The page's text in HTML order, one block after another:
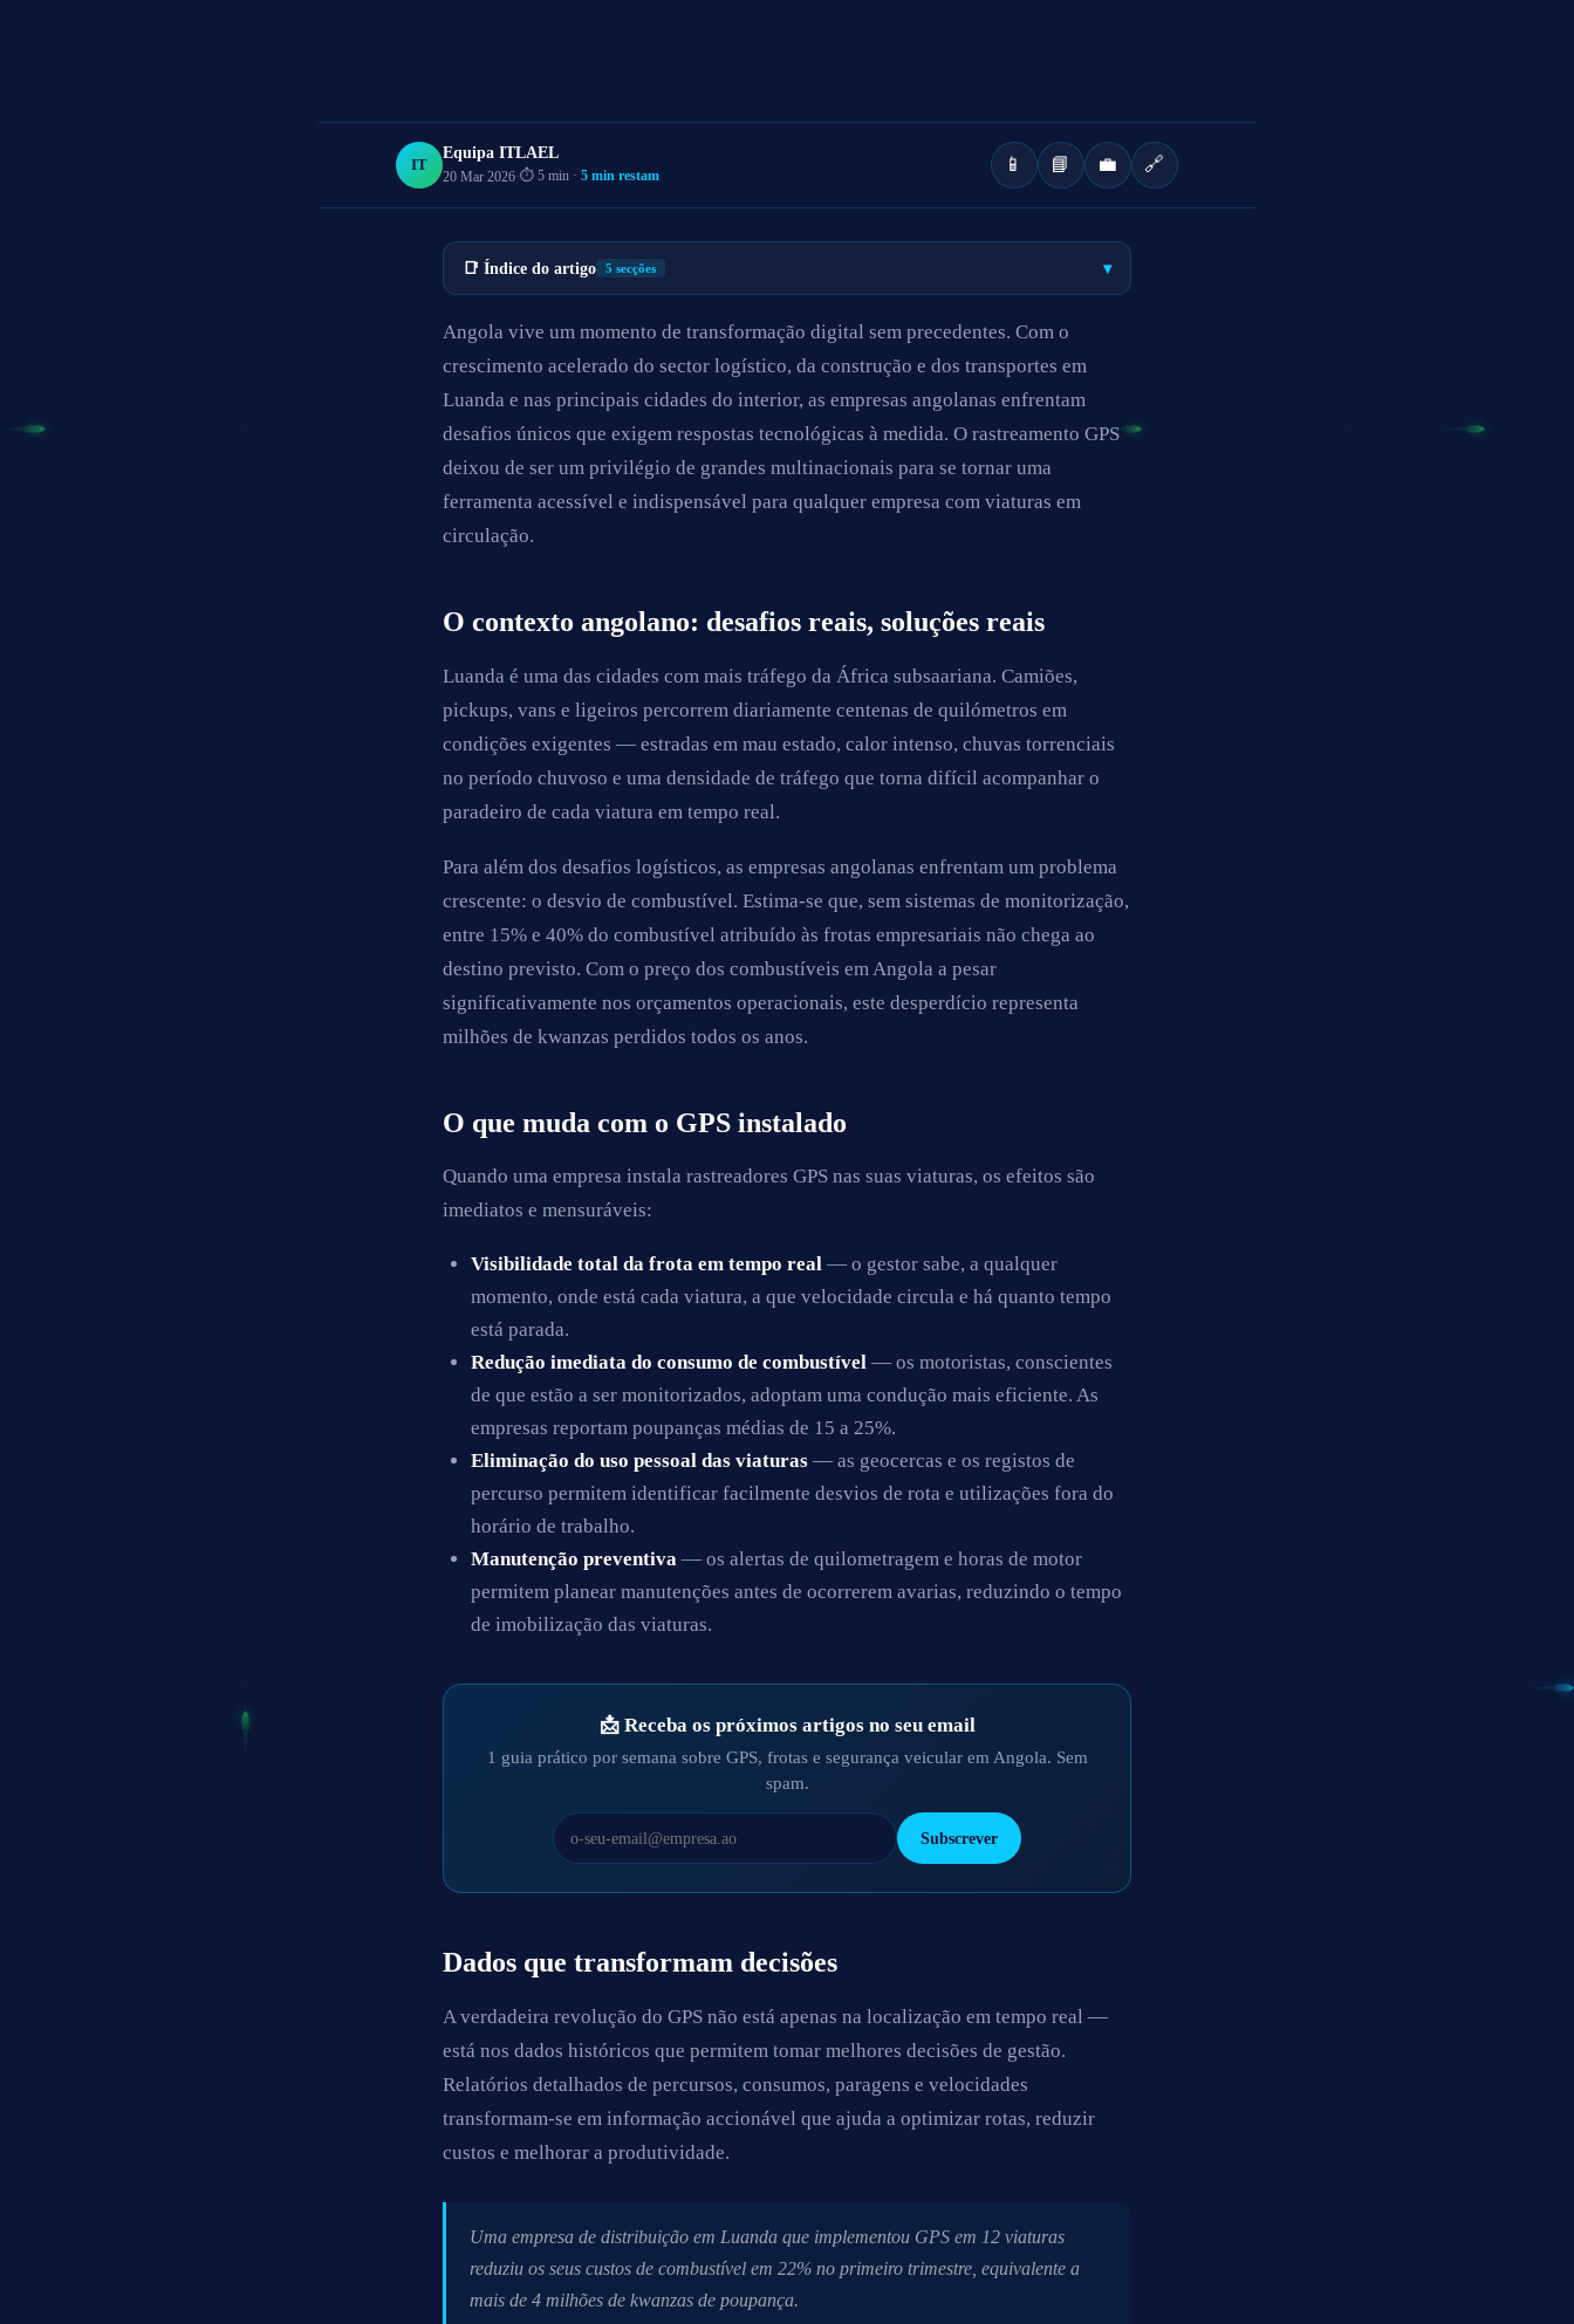
IT
Equipa ITLAEL
20 Mar 2026·⏱ 5 min ·5 min restam 📱 📘 💼 🔗
📑 Índice do artigo 5 secções ▾
Angola vive um momento de transformação digital sem precedentes. Com o
crescimento acelerado do sector logístico, da construção e dos transportes em
Luanda e nas principais cidades do interior, as empresas angolanas enfrentam
desafios únicos que exigem respostas tecnológicas à medida. O rastreamento GPS
deixou de ser um privilégio de grandes multinacionais para se tornar uma
ferramenta acessível e indispensável para qualquer empresa com viaturas em
circulação.
O contexto angolano: desafios reais, soluções reais
Luanda é uma das cidades com mais tráfego da África subsaariana. Camiões,
pickups, vans e ligeiros percorrem diariamente centenas de quilómetros em
condições exigentes — estradas em mau estado, calor intenso, chuvas torrenciais
no período chuvoso e uma densidade de tráfego que torna difícil acompanhar o
paradeiro de cada viatura em tempo real.
Para além dos desafios logísticos, as empresas angolanas enfrentam um problema
crescente: o desvio de combustível. Estima-se que, sem sistemas de monitorização,
entre 15% e 40% do combustível atribuído às frotas empresariais não chega ao
destino previsto. Com o preço dos combustíveis em Angola a pesar
significativamente nos orçamentos operacionais, este desperdício representa
milhões de kwanzas perdidos todos os anos.
O que muda com o GPS instalado
Quando uma empresa instala rastreadores GPS nas suas viaturas, os efeitos são
imediatos e mensuráveis:
Visibilidade total da frota em tempo real — o gestor sabe, a qualquer
momento, onde está cada viatura, a que velocidade circula e há quanto tempo
está parada.
Redução imediata do consumo de combustível — os motoristas, conscientes
de que estão a ser monitorizados, adoptam uma condução mais eficiente. As
empresas reportam poupanças médias de 15 a 25%.
Eliminação do uso pessoal das viaturas — as geocercas e os registos de
percurso permitem identificar facilmente desvios de rota e utilizações fora do
horário de trabalho.
Manutenção preventiva — os alertas de quilometragem e horas de motor
permitem planear manutenções antes de ocorrerem avarias, reduzindo o tempo
de imobilização das viaturas.
📩 Receba os próximos artigos no seu email
1 guia prático por semana sobre GPS, frotas e segurança veicular em Angola. Sem
spam.
Subscrever
Dados que transformam decisões
A verdadeira revolução do GPS não está apenas na localização em tempo real —
está nos dados históricos que permitem tomar melhores decisões de gestão.
Relatórios detalhados de percursos, consumos, paragens e velocidades
transformam-se em informação accionável que ajuda a optimizar rotas, reduzir
custos e melhorar a produtividade.
Uma empresa de distribuição em Luanda que implementou GPS em 12 viaturas
reduziu os seus custos de combustível em 22% no primeiro trimestre, equivalente a
mais de 4 milhões de kwanzas de poupança.